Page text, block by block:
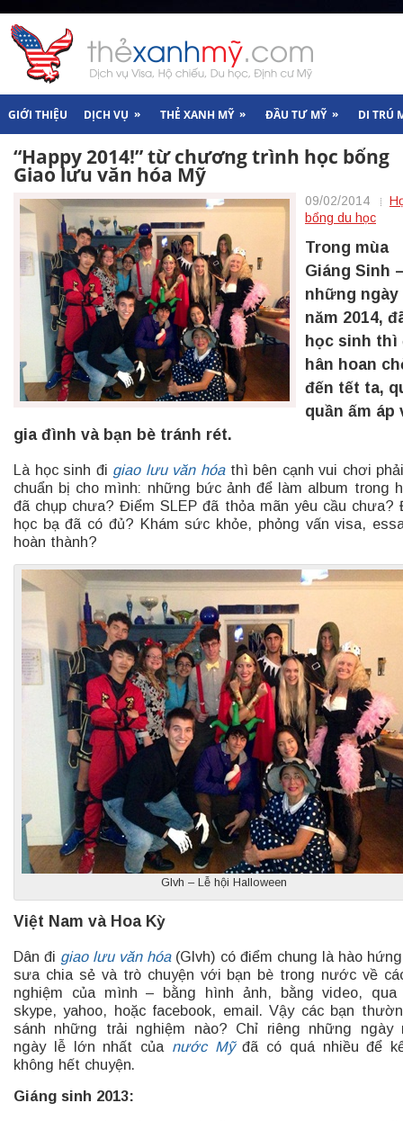
GIỚI THIỆU DỊCH VỤ » THẺ XANH MỸ » ĐẦU TƯ MỸ » DI TRÚ
“Happy 2014!” từ chương trình học bổng
Giao lưu văn hóa Mỹ
09/02/2014
bổng du học
Trong mùa
Giáng Sinh
những ngày
năm 2014,
học sinh thì
hân hoan
đến tết ta,
quần ấm áp
gia đình và bạn bè tránh rét.
Là học sinh đi giao lưu văn hóathì bên cạnh vui chơi
chuẩn bị cho mình: những bức ảnh để làm album trong
đã chụp chưa? Điểm SLEP đã thỏa mãn yêu cầu chưa?
học bạ đã có đủ? Khám sức khỏe, phỏng vấn visa,
hoàn thành?
Glvh – Lễ hội Halloween
Việt Nam và Hoa Kỳ
Dân đi giao lưu văn hóa(Glvh) có điểm chung là hào
sưa chia sẻ và trò chuyện với bạn bè trong nước về
nghiệm của mình – bằng hình ảnh, bằng video, qua
skype, yahoo, hoặc facebook, email. Vậy các bạn
sánh những trải nghiệm nào? Chỉ riêng những ngày
ngày lễ lớn nhất của nước Mỹđã có quá nhiều để
không hết chuyện.
Giáng sinh 2013: